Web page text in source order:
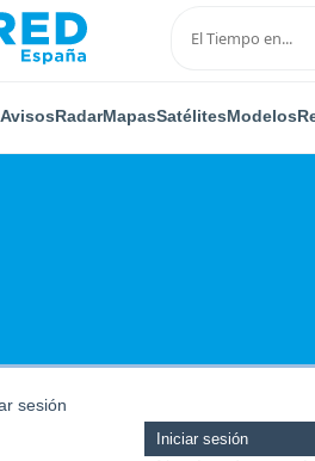
AvisosRadarMapasSatélitesModelos
sesión
Iniciar sesión